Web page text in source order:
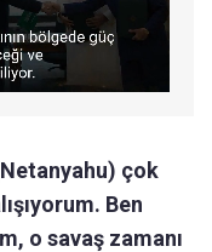
çok
Ben
o savaş zamanı